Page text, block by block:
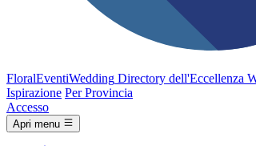
FloralEventiWedding Directory dell'Eccellenza
Ispirazione Per Provincia
Accesso
Apri menu